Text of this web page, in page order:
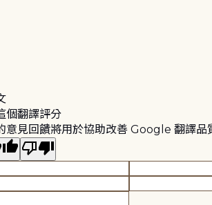
個翻譯評分
意見回饋將用於協助改善 Google 翻譯品